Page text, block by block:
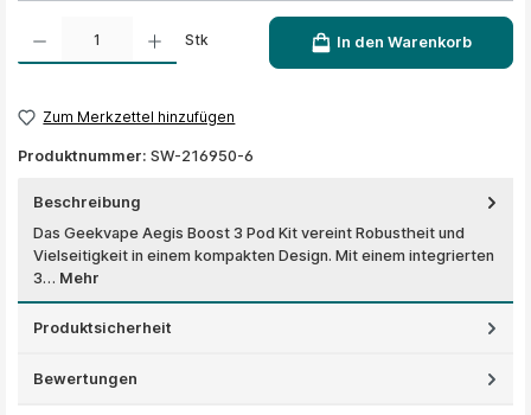
Produkt Anzahl: Gib den gewünschten Wert ein oder benutze die Schaltflächen um die
Stk In den Warenkorb
Zum Merkzettel hinzufügen
Produktnummer: SW-216950-6
Beschreibung
Das Geekvape Aegis Boost 3 Pod Kit vereint Robustheit und
Vielseitigkeit in einem kompakten Design. Mit einem integrierten
3… Mehr
Produktsicherheit
Bewertungen